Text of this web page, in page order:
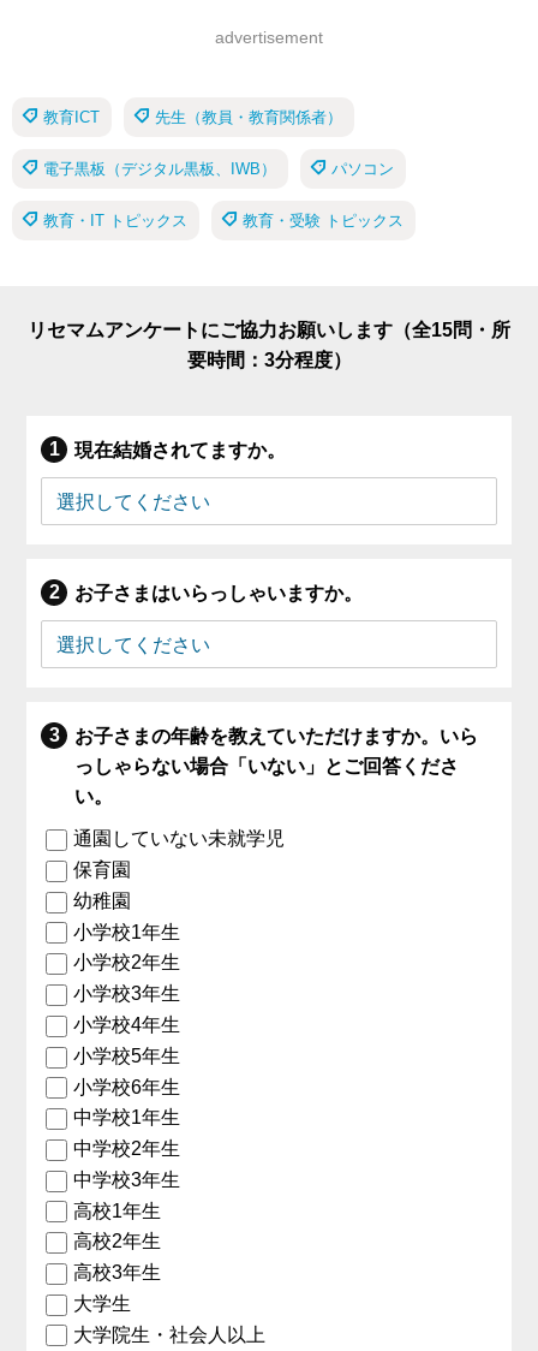
advertisement
教育ICT 先生（教員・教育関係者）
電子黒板（デジタル黒板、IWB） パソコン
教育・IT トピックス 教育・受験 トピックス
リセマムアンケートにご協力お願いします（全15問・所
要時間：3分程度）
現在結婚されてますか。
お子さまはいらっしゃいますか。
お子さまの年齢を教えていただけますか。いら
っしゃらない場合「いない」とご回答くださ
い。
通園していない未就学児
保育園
幼稚園
小学校1年生
小学校2年生
小学校3年生
小学校4年生
小学校5年生
小学校6年生
中学校1年生
中学校2年生
中学校3年生
高校1年生
高校2年生
高校3年生
大学生
大学院生・社会人以上